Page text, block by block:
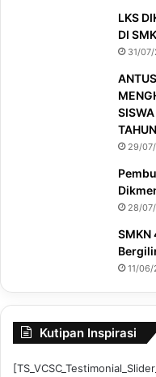
LKS
DI
31/
29/
28/
SMKN
11/
Kutipan Inspirasi